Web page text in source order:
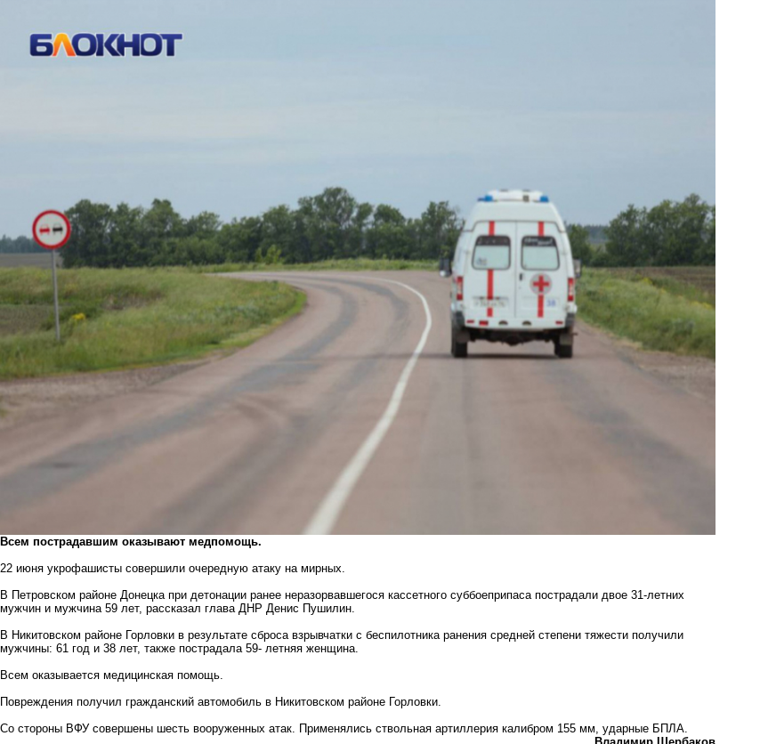
Всем пострадавшим оказывают медпомощь.
22 июня укрофашисты совершили очередную атаку на мирных.
В Петровском районе Донецка при детонации ранее неразорвавшегося кассетного суббоеприпаса пострадали двое 31-летних
мужчин и мужчина 59 лет, рассказал глава ДНР Денис Пушилин.
В Никитовском районе Горловки в результате сброса взрывчатки с беспилотника ранения средней степени тяжести получили
мужчины: 61 год и 38 лет, также пострадала 59- летняя женщина.
Всем оказывается медицинская помощь.
Повреждения получил гражданский автомобиль в Никитовском районе Горловки.
Со стороны ВФУ совершены шесть вооруженных атак. Применялись ствольная артиллерия калибром 155 мм, ударные БПЛА.